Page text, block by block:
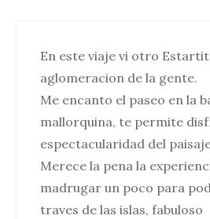
En este viaje vi otro
aglomeracion de la gente.
Me encanto el paseo en la
mallorquina, te permite
espectacularidad del
Merece la pena la
madrugar un poco para
traves de las islas, fabuloso